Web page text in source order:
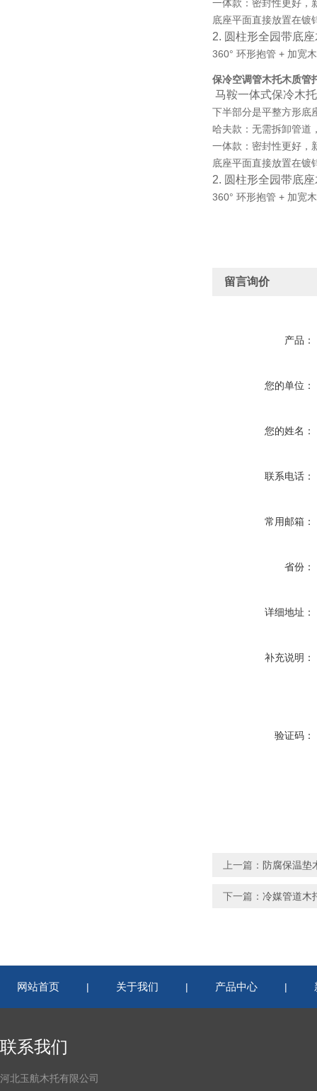
一体款：密封性更好，
底座平面直接放置在镀
2. 圆柱形全园带底
360° 环形抱管 + 加宽
保冷空调管木托木质管
马鞍一体式保冷木
下半部分是平整方形底
哈夫款：无需拆卸管道
一体款：密封性更好，
底座平面直接放置在镀
2. 圆柱形全园带底
360° 环形抱管 + 加宽
留言询价
产品：
您的单位：
您的姓名：
联系电话：
常用邮箱：
省份：
详细地址：
补充说明：
验证码：
上一篇： 防腐保温垫
下一篇： 冷媒管道木
网站首页 | 关于我们 | 产品中心 |
联系我们
河北玉航木托有限公司